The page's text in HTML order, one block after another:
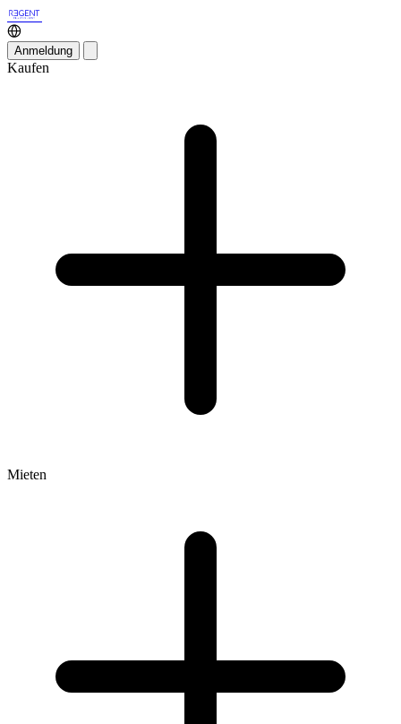
Anmeldung
Kaufen
Mieten